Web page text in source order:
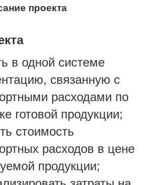
проекта
в одной системе
связанную с
расходами по
готовой продукции;
стоимость
расходов в цене
продукции;